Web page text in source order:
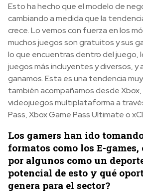
Esto ha hecho que el modelo de
cambiando a medida que la
crece. Lo vemos con fuerza en los
muchos juegos son gratuitos y sus
lo que encuentras dentro del juego,
juegos más incluyentes y diversos, y
ganamos. Esta es una tendencia
también acompañamos desde
videojuegos multiplataforma a
Pass, Xbox Game Pass Ultimate o
Los gamers han ido
formatos como los E-games,
por algunos como un
potencial de esto y qué
genera para el sector?